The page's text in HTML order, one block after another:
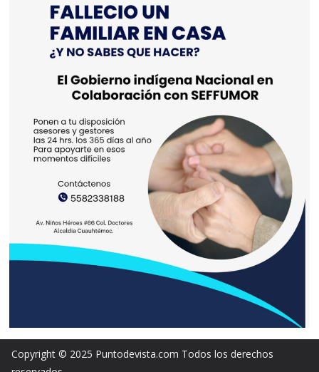
Copyright © 2025 Puntodevista.com Todos los derechos